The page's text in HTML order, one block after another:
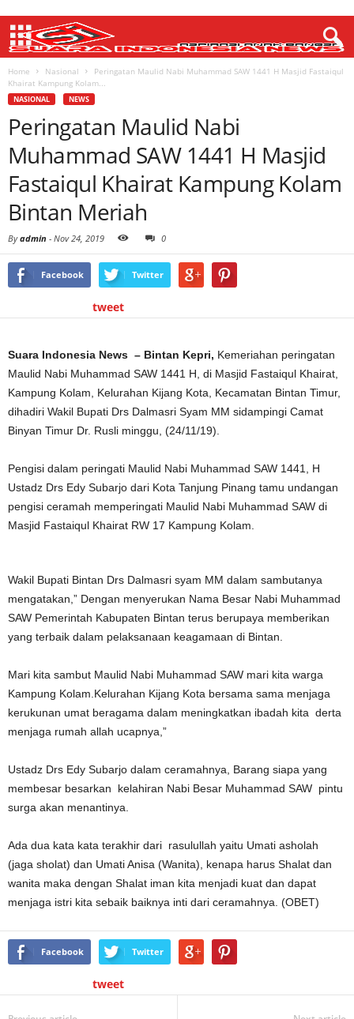
Home Nasional
Peringatan Maulid Nabi Muhammad SAW 1441 H Masjid Fastaiqul
Khairat Kampung Kolam...
NASIONAL NEWS
Peringatan Maulid Nabi
Muhammad SAW 1441 H Masjid
Fastaiqul Khairat Kampung Kolam
Bintan Meriah
Byadmin - Nov 24, 2019 0
Facebook Twitter
tweet
Suara Indonesia News – Bintan Kepri, Kemeriahan peringatan
Maulid Nabi Muhammad SAW 1441 H, di Masjid Fastaiqul Khairat,
Kampung Kolam, Kelurahan Kijang Kota, Kecamatan Bintan Timur,
dihadiri Wakil Bupati Drs Dalmasri Syam MM sidampingi Camat
Binyan Timur Dr. Rusli minggu, (24/11/19).
Pengisi dalam peringati Maulid Nabi Muhammad SAW 1441, H
Ustadz Drs Edy Subarjo dari Kota Tanjung Pinang tamu undangan
pengisi ceramah memperingati Maulid Nabi Muhammad SAW di
Masjid Fastaiqul Khairat RW 17 Kampung Kolam.
Wakil Bupati Bintan Drs Dalmasri syam MM dalam sambutanya
mengatakan,” Dengan menyerukan Nama Besar Nabi Muhammad
SAW Pemerintah Kabupaten Bintan terus berupaya memberikan
yang terbaik dalam pelaksanaan keagamaan di Bintan.
Mari kita sambut Maulid Nabi Muhammad SAW mari kita warga
Kampung Kolam.Kelurahan Kijang Kota bersama sama menjaga
kerukunan umat beragama dalam meningkatkan ibadah kita derta
menjaga rumah allah ucapnya,”
Ustadz Drs Edy Subarjo dalam ceramahnya, Barang siapa yang
membesar besarkan kelahiran Nabi Besar Muhammad SAW pintu
surga akan menantinya.
Ada dua kata kata terakhir dari rasulullah yaitu Umati asholah
(jaga sholat) dan Umati Anisa (Wanita), kenapa harus Shalat dan
wanita maka dengan Shalat iman kita menjadi kuat dan dapat
menjaga istri kita sebaik baiknya inti dari ceramahnya. (OBET)
Facebook Twitter
tweet